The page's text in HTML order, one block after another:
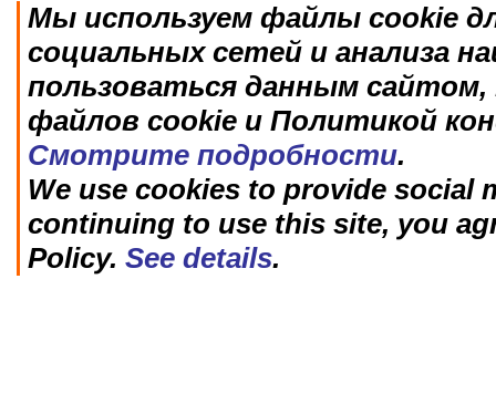
Мы используем файлы cookie
социальных сетей и анализа
пользоваться данным
файлов cookie и Политикой
Смотрите подробности.
We use cookies to provide social
continuing to use this site, you
Policy. See details.